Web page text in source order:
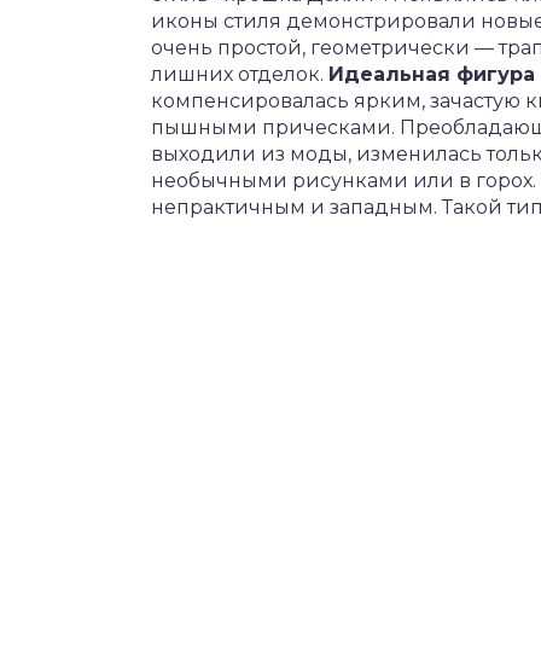
иконы стиля демонстрировали
очень простой, геометрически —
лишних отделок. Идеальная
компенсировалась ярким, зачастую
пышными прическами.
выходили из моды, изменилась
необычными рисунками или в
непрактичным и западным. Такой